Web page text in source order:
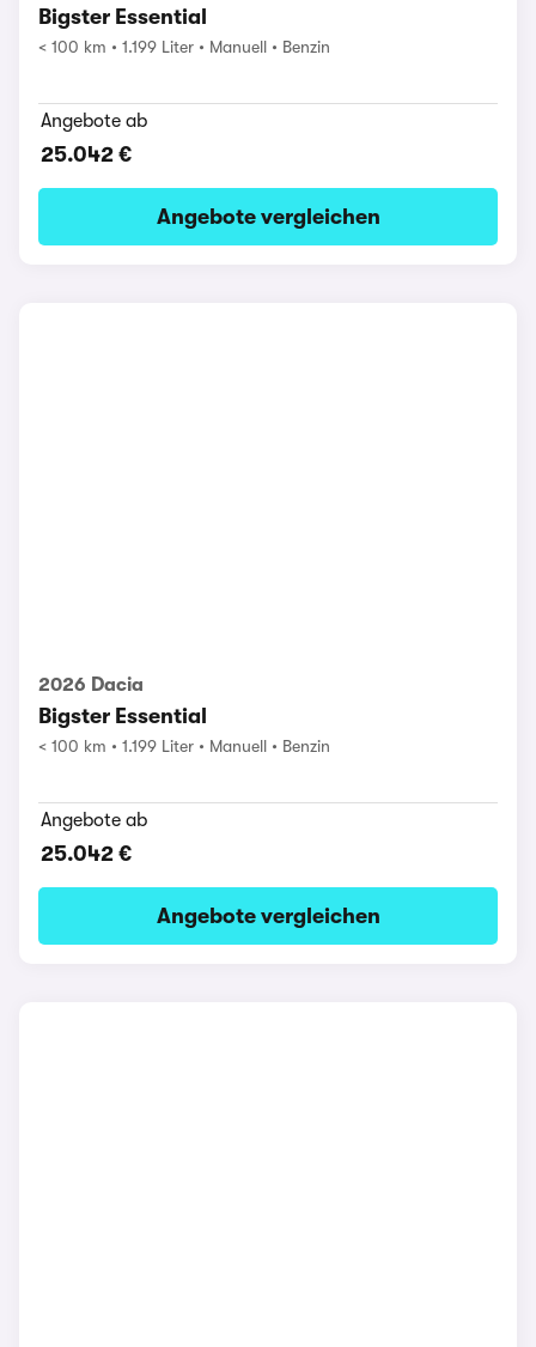
Bigster Essential
< 100 km 1.199 Liter Manuell Benzin
Angebote ab
25.042 €
Angebote vergleichen
2026 Dacia
Bigster Essential
< 100 km 1.199 Liter Manuell Benzin
Angebote ab
25.042 €
Angebote vergleichen